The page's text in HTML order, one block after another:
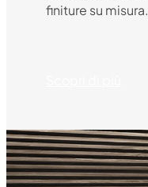
finiture su misura.